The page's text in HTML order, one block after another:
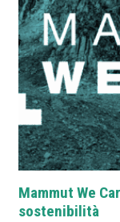
Mammut We
sostenibilità